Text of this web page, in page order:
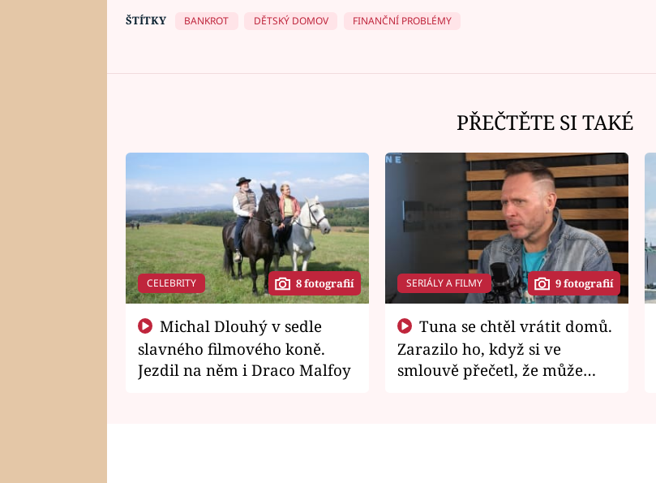
ŠTÍTKY BANKROT DĚTSKÝ DOMOV FINANČNÍ PROBLÉMY
PŘEČTĚTE SI TAKÉ
CELEBRITY 8 fotografií
slavného filmového koně.
Jezdil na něm i Draco Malfoy
SERIÁLY A FILMY 9 fotografií
Zarazilo ho, když si ve
smlouvě přečetl, že může